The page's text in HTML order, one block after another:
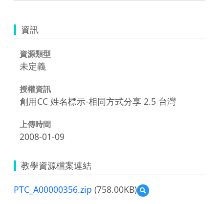
資訊
資源類型
未定義
授權資訊
創用CC 姓名標示-相同方式分享 2.5 台灣
上傳時間
2008-01-09
教學資源檔案連結
PTC_A00000356.zip (758.00KB)
預
覽